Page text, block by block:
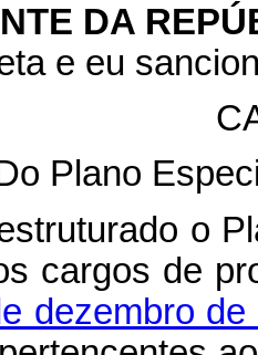
DA
e eu
Plano
o
cargos de
dezembro